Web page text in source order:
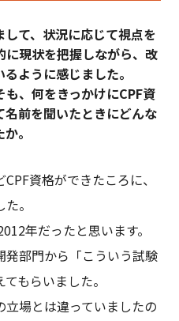
して、状況に応じて視点を
に現状を把握しながら、改
ように感じました。
も、何をきっかけにCPF資
名前を聞いたときにどんな
。
資格ができたころに、
。
年だったと思います。
発部門から「こういう試験
もらいました。
立場とは違っていましたの